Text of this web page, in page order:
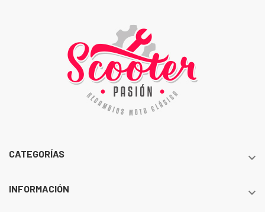
CATEGORÍAS 
INFORMACIÓN 